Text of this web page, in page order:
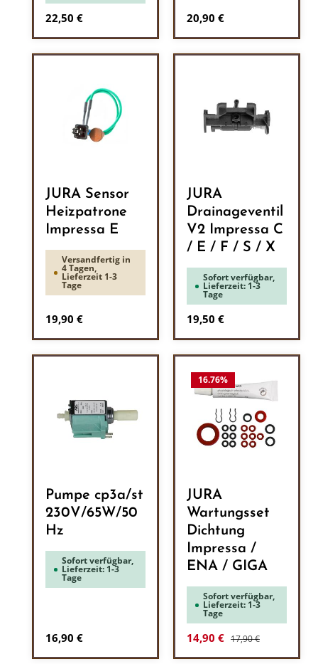
Regulärer Preis:
22,50 € Regulärer Preis:
20,90 €
JURA Sensor
Heizpatrone
Impressa E
Versandfertig in
4 Tagen,
Lieferzeit 1-3
Tage
Regulärer Preis:
19,90 €
JURA
Drainageventil
V2 Impressa C
/ E / F / S / X
Sofort verfügbar,
Lieferzeit: 1-3
Tage
Regulärer Preis:
19,50 €
Pumpe cp3a/st
230V/65W/50
Hz
Sofort verfügbar,
Lieferzeit: 1-3
Tage
Regulärer Preis:
16,90 €
16.76%
JURA
Wartungsset
Dichtung
Impressa /
ENA / GIGA
Sofort verfügbar,
Lieferzeit: 1-3
Tage
Verkaufspreis:
14,90 € Regulärer Preis:
17,90 €